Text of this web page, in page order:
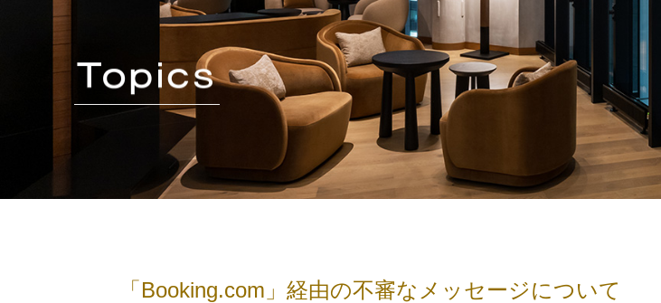
「Booking.com」経由の不審なメッセージについて